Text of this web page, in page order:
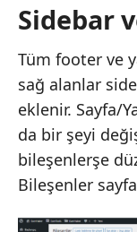
Sidebar
Tüm footer ve
sağ alanlar
eklenir. Sayfa/
da bir şeyi
bileşenlerşe
Bileşenler